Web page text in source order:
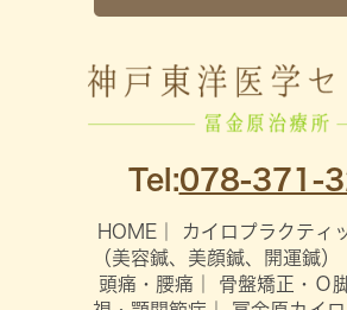
Tel:078-371-
HOME カイロプラクティ
（美容鍼、美顔鍼、開運鍼）
頭痛・腰痛
骨盤矯正・Ｏ